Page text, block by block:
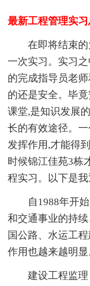
最新工程管理实
在即将结束
一次实习。实习
的完成指导员老
的还是安全。毕
课堂,是知识发展
长的有效途径。
发挥作用,才能得
时候锦江佳苑3栋
程实习。以下是我
自1988年开
和交通事业的持
国公路、水运工
作用也越来越明显
建设工程监